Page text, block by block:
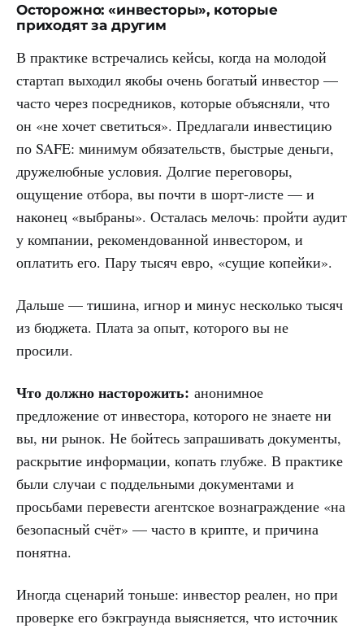
Осторожно: «инвесторы», которые
приходят за другим
В практике встречались кейсы, когда на молодой
стартап выходил якобы очень богатый инвестор —
часто через посредников, которые объясняли, что
он «не хочет светиться». Предлагали инвестицию
по SAFE: минимум обязательств, быстрые деньги,
дружелюбные условия. Долгие переговоры,
ощущение отбора, вы почти в шорт-листе — и
наконец «выбраны». Осталась мелочь: пройти аудит
у компании, рекомендованной инвестором, и
оплатить его. Пару тысяч евро, «сущие копейки».
Дальше — тишина, игнор и минус несколько тысяч
из бюджета. Плата за опыт, которого вы не
просили.
Что должно насторожить: анонимное
предложение от инвестора, которого не знаете ни
вы, ни рынок. Не бойтесь запрашивать документы,
раскрытие информации, копать глубже. В практике
были случаи с поддельными документами и
просьбами перевести агентское вознаграждение «на
безопасный счёт» — часто в крипте, и причина
понятна.
Иногда сценарий тоньше: инвестор реален, но при
проверке его бэкграунда выясняется, что источник